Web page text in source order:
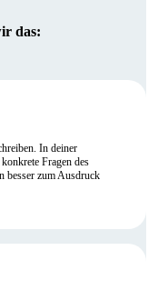
das:
In deiner
Fragen des
besser zum Ausdruck